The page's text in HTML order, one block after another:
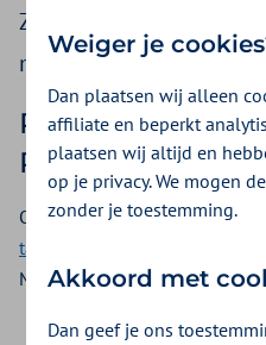
Zorgprestatiemodel. Op
meer informatie hierover.
Publicatie
Programma en
Op de website van het
tarievenzoeker
Maar ook deverwijsafspraken
Weiger je
Dan plaatsen wij alleen
affiliate en beperkt
plaatsen wij altijd en
op je privacy. We mogen
zonder je toestemming.
Akkoord met
Dan geef je ons